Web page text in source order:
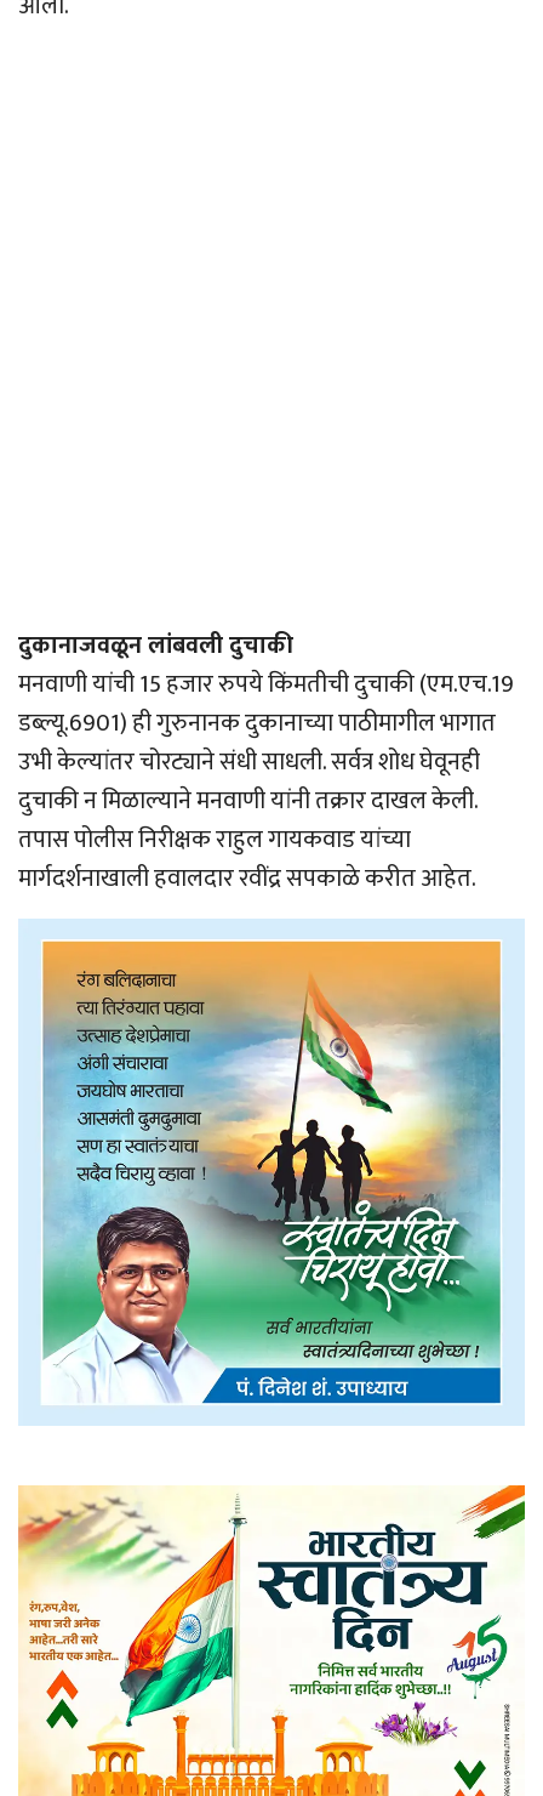
दुकानाजवळून लांबवली दुचाकी
मनवाणी यांची 15 हजार रुपये किंमतीची दुचाकी (एम.एच.19
डब्ल्यू.6901) ही गुरुनानक दुकानाच्या पाठीमागील भागात
उभी केल्यांतर चोरट्याने संधी साधली. सर्वत्र शोध घेवूनही
दुचाकी न मिळाल्याने मनवाणी यांनी तक्रार दाखल केली.
तपास पोलीस निरीक्षक राहुल गायकवाड यांच्या
मार्गदर्शनाखाली हवालदार रवींद्र सपकाळे करीत आहेत.